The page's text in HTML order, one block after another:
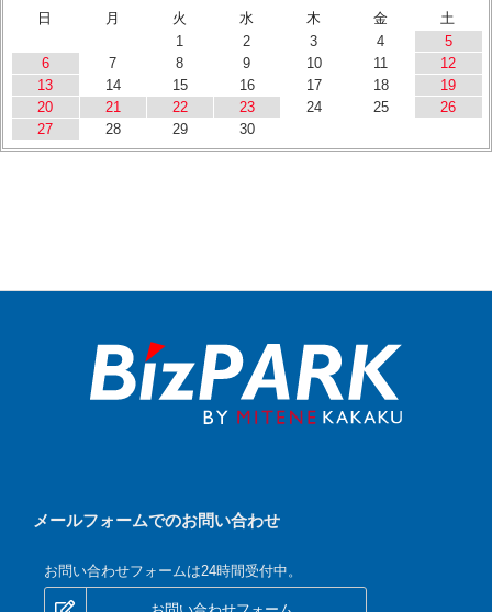
日
月 火 水 木 金
土
1
2 3 4
5
6
7 8 9 10 11
12
13
14 15 16 17 18
19
20
21 22 23 24 25
26
27
28 29 30
メールフォームでのお問い合わせ
お問い合わせフォームは24時間受付中。